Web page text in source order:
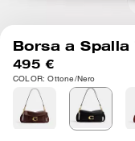
Borsa a Spalla
495 €
COLOR: Ottone/Nero